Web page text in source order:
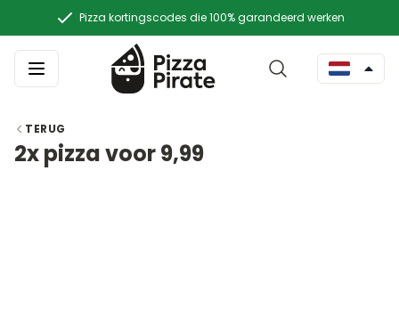
Pizza kortingscodes die 100% garandeerd werken
TERUG
2x pizza voor 9,99